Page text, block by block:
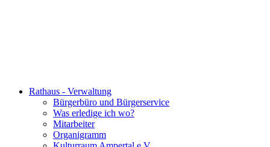
Rathaus - Verwaltung
Bürgerbüro und Bürgerservice
Was erledige ich wo?
Mitarbeiter
Organigramm